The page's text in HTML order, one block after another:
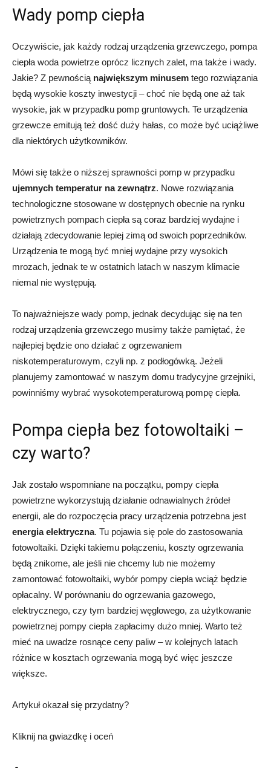
Wady pomp ciepła
Oczywiście, jak każdy rodzaj urządzenia grzewczego, pompa
ciepła woda powietrze oprócz licznych zalet, ma także i wady.
Jakie? Z pewnością największym minusem tego rozwiązania
będą wysokie koszty inwestycji – choć nie będą one aż tak
wysokie, jak w przypadku pomp gruntowych. Te urządzenia
grzewcze emitują też dość duży hałas, co może być uciążliwe
dla niektórych użytkowników.
Mówi się także o niższej sprawności pomp w przypadku
ujemnych temperatur na zewnątrz. Nowe rozwiązania
technologiczne stosowane w dostępnych obecnie na rynku
powietrznych pompach ciepła są coraz bardziej wydajne i
działają zdecydowanie lepiej zimą od swoich poprzedników.
Urządzenia te mogą być mniej wydajne przy wysokich
mrozach, jednak te w ostatnich latach w naszym klimacie
niemal nie występują.
To najważniejsze wady pomp, jednak decydując się na ten
rodzaj urządzenia grzewczego musimy także pamiętać, że
najlepiej będzie ono działać z ogrzewaniem
niskotemperaturowym, czyli np. z podłogówką. Jeżeli
planujemy zamontować w naszym domu tradycyjne grzejniki,
powinniśmy wybrać wysokotemperaturową pompę ciepła.
Pompa ciepła bez fotowoltaiki –
czy warto?
Jak zostało wspomniane na początku, pompy ciepła
powietrzne wykorzystują działanie odnawialnych źródeł
energii, ale do rozpoczęcia pracy urządzenia potrzebna jest
energia elektryczna. Tu pojawia się pole do zastosowania
fotowoltaiki. Dzięki takiemu połączeniu, koszty ogrzewania
będą znikome, ale jeśli nie chcemy lub nie możemy
zamontować fotowoltaiki, wybór pompy ciepła wciąż będzie
opłacalny. W porównaniu do ogrzewania gazowego,
elektrycznego, czy tym bardziej węglowego, za użytkowanie
powietrznej pompy ciepła zapłacimy dużo mniej. Warto też
mieć na uwadze rosnące ceny paliw – w kolejnych latach
różnice w kosztach ogrzewania mogą być więc jeszcze
większe.
Artykuł okazał się przydatny?
Kliknij na gwiazdkę i oceń